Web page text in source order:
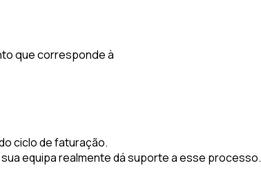
que corresponde à
ciclo de faturação.
equipa realmente dá suporte a esse processo.